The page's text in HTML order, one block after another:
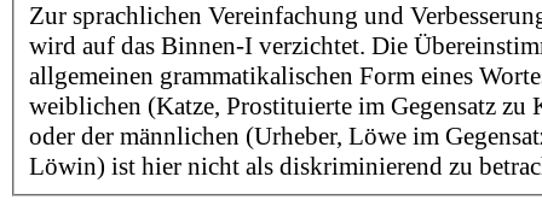
Zur sprachlichen Vereinfachung und
wird auf das Binnen-I verzichtet. Die
allgemeinen grammatikalischen Form eines
weiblichen (Katze, Prostituierte im Gegensatz zu
oder der männlichen (Urheber, Löwe im
Löwin) ist hier nicht als diskriminierend zu